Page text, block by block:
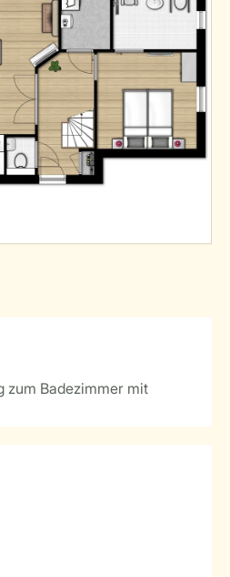
zum Badezimmer mit